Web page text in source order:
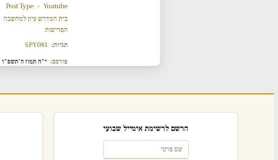
Post Type › Youtube
בית המדרש עיון למחשבה
הפרישות
תגיות: SPY081
פורסם: י"ח תמוז ה'תשפ"ו
הרשם לרשימת אימייל שבועי